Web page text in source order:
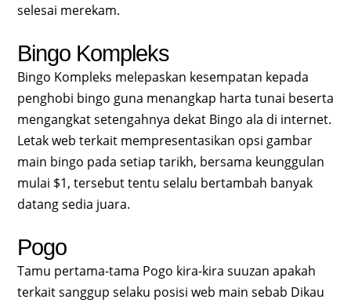
selesai merekam.
Bingo Kompleks
Bingo Kompleks melepaskan kesempatan kepada
penghobi bingo guna menangkap harta tunai beserta
mengangkat setengahnya dekat Bingo ala di internet.
Letak web terkait mempresentasikan opsi gambar
main bingo pada setiap tarikh, bersama keunggulan
mulai $1, tersebut tentu selalu bertambah banyak
datang sedia juara.
Pogo
Tamu pertama-tama Pogo kira-kira suuzan apakah
terkait sanggup selaku posisi web main sebab Dikau